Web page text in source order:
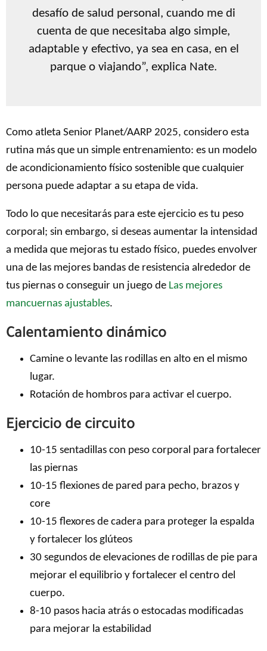
desafío de salud personal, cuando me di
cuenta de que necesitaba algo simple,
adaptable y efectivo, ya sea en casa, en el
parque o viajando”, explica Nate.
Como atleta Senior Planet/AARP 2025, considero esta
rutina más que un simple entrenamiento: es un modelo
de acondicionamiento físico sostenible que cualquier
persona puede adaptar a su etapa de vida.
Todo lo que necesitarás para este ejercicio es tu peso
corporal; sin embargo, si deseas aumentar la intensidad
a medida que mejoras tu estado físico, puedes envolver
una de las mejores bandas de resistencia alrededor de
tus piernas o conseguir un juego de Las mejores
mancuernas ajustables.
Calentamiento dinámico
Camine o levante las rodillas en alto en el mismo
lugar.
Rotación de hombros para activar el cuerpo.
Ejercicio de circuito
10-15 sentadillas con peso corporal para fortalecer
las piernas
10-15 flexiones de pared para pecho, brazos y
core
10-15 flexores de cadera para proteger la espalda
y fortalecer los glúteos
30 segundos de elevaciones de rodillas de pie para
mejorar el equilibrio y fortalecer el centro del
cuerpo.
8-10 pasos hacia atrás o estocadas modificadas
para mejorar la estabilidad